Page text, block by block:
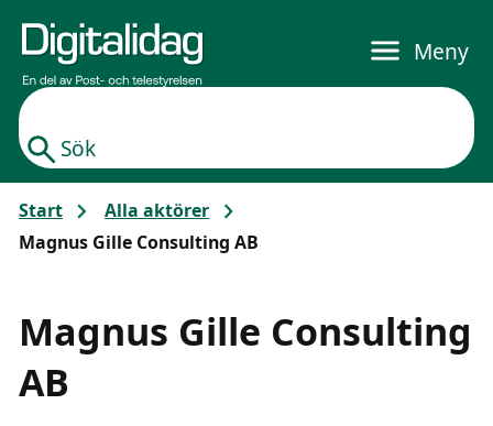
Sök
Meny
Start
Alla aktörer
Magnus Gille Consulting AB
Magnus Gille Consulting
AB